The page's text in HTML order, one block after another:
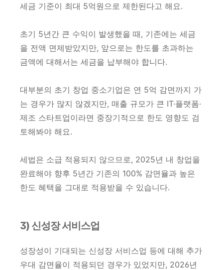
세금 기준이 최대 5억원으로 제한된다고 해요.
초기 5년간 큰 수익이 발생했을 때, 기존에는 세금
을 전액 면제받았지만, 앞으로는 한도를 초과하는
금액에 대해서는 세금을 납부해야 합니다.
대부분의 초기 창업 중소기업은 연 5억 감면까지 가
는 경우가 많지 않겠지만, 매출 규모가 큰 IT·플랫폼·
제조 스타트업이라면 중장기적으로 한도 영향도 검
토해봐야 해요.
세법은 소급 적용되지 않으므로, 2025년 내 창업을
완료해야 향후 5년간 기존의 100% 감면율과 높은
한도 혜택을 그대로 적용받을 수 있습니다.
3) 신성장 서비스업
성장성이 기대되는 신성장 서비스업 등에 대해 추가
우대 감면율이 적용되던 경우가 있었지만, 2026년